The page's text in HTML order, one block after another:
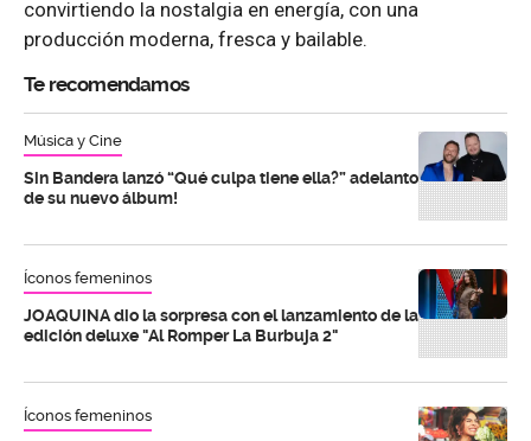
convirtiendo la nostalgia en energía, con una
producción moderna, fresca y bailable.
Te recomendamos
Música y Cine
Sin Bandera lanzó “Qué culpa tiene ella?” adelanto
de su nuevo álbum!
Íconos femeninos
JOAQUINA dio la sorpresa con el lanzamiento de la
edición deluxe "Al Romper La Burbuja 2"
Íconos femeninos